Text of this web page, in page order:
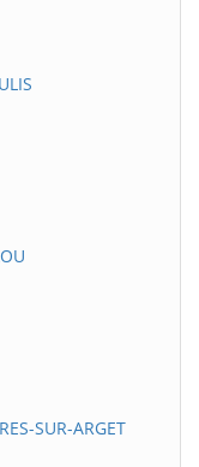
SUR-ARGET